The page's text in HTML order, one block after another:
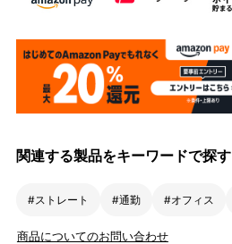
関連する製品をキーワードで探す
#ストレート #通勤 #オフィス
商品についてのお問い合わせ